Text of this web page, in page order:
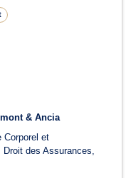
& Ancia
Corporel et
Droit des Assurances